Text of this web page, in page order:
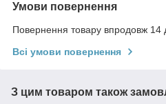
Умови повернення
Повернення товару впродовж 14
Всі умови повернення
З цим товаром також